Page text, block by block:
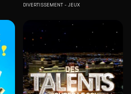
DIVERTISSEMENT JEUX